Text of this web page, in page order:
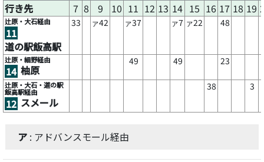
行き先
7 8 9 10 11 12 13 14 15 16 17 18 19
辻原・大石経由
11
道の駅飯高駅
33 ア42 ア37 ア7 ア22 48
辻原・細野経由
14 柚原
49 49 23
辻原・大石・道の駅
飯高駅経由
12 スメール
38 3
ア : アドバンスモール経由